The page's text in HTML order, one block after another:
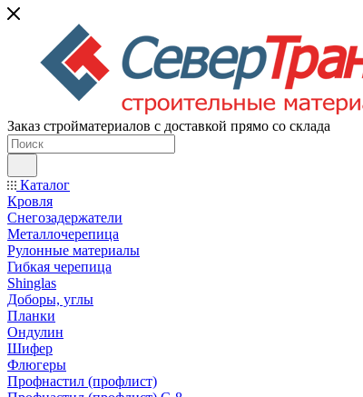
Заказ стройматериалов с доставкой прямо со склада
Каталог
Кровля
Снегозадержатели
Металлочерепица
Рулонные материалы
Гибкая черепица
Shinglas
Доборы, углы
Планки
Ондулин
Шифер
Флюгеры
Профнастил (профлист)